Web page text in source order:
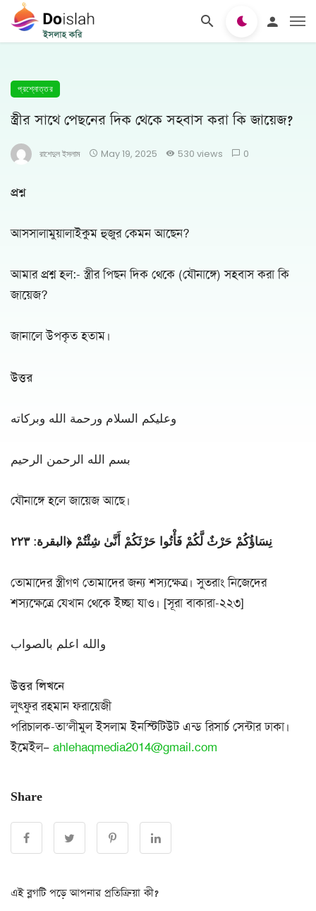
প্রশ্নোত্তর
স্ত্রীর সাথে পেছনের দিক থেকে সহবাস করা কি জায়েজ?
রাশেদুল ইসলাম May 19, 2025 530 views 0
প্রশ্ন
আসসালামুয়ালাইকুম হুজুর কেমন আছেন?
আমার প্রশ্ন হল:- স্ত্রীর পিছন দিক থেকে (যৌনাঙ্গে) সহবাস করা কি
জায়েজ?
জানালে উপকৃত হতাম।
উত্তর
وعليكم السلام ورحمة الله وبركاته
بسم الله الرحمن الرحيم
যৌনাঙ্গে হলে জায়েজ আছে।
نِسَاؤُكُمْ حَرْثٌ لَّكُمْ فَأْتُوا حَرْثَكُمْ أَنَّىٰ شِئْتُمْ ﴿البقرة: ٢٢٣
তোমাদের স্ত্রীগণ তোমাদের জন্য শস্যক্ষেত্র। সুতরাং নিজেদের
শস্যক্ষেত্রে যেখান থেকে ইচ্ছা যাও। [সূরা বাকারা-২২৩]
والله اعلم بالصواب
উত্তর লিখনে
লুৎফুর রহমান ফরায়েজী
পরিচালক-তা’লীমুল ইসলাম ইনস্টিটিউট এন্ড রিসার্চ সেন্টার ঢাকা।
ইমেইল– ahlehaqmedia2014@gmail.com
Share
এই ব্লগটি পড়ে আপনার প্রতিক্রিয়া কী?